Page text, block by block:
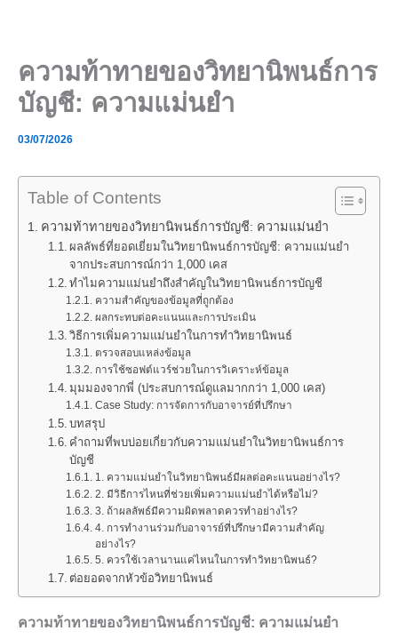
ความท้าทายของวิทยานิพนธ์การ
บัญชี: ความแม่นยำ
03/07/2026
Table of Contents
ความท้าทายของวิทยานิพนธ์การบัญชี: ความแม่นยำ
ผลลัพธ์ที่ยอดเยี่ยมในวิทยานิพนธ์การบัญชี: ความแม่นยำ
จากประสบการณ์กว่า 1,000 เคส
ทำไมความแม่นยำถึงสำคัญในวิทยานิพนธ์การบัญชี
ความสำคัญของข้อมูลที่ถูกต้อง
ผลกระทบต่อคะแนนและการประเมิน
วิธีการเพิ่มความแม่นยำในการทำวิทยานิพนธ์
ตรวจสอบแหล่งข้อมูล
การใช้ซอฟต์แวร์ช่วยในการวิเคราะห์ข้อมูล
มุมมองจากพี่ (ประสบการณ์ดูแลมากกว่า 1,000 เคส)
Case Study: การจัดการกับอาจารย์ที่ปรึกษา
บทสรุป
คำถามที่พบบ่อยเกี่ยวกับความแม่นยำในวิทยานิพนธ์การ
บัญชี
1. ความแม่นยำในวิทยานิพนธ์มีผลต่อคะแนนอย่างไร?
2. มีวิธีการไหนที่ช่วยเพิ่มความแม่นยำได้หรือไม่?
3. ถ้าผลลัพธ์มีความผิดพลาดควรทำอย่างไร?
4. การทำงานร่วมกับอาจารย์ที่ปรึกษามีความสำคัญ
อย่างไร?
5. ควรใช้เวลานานแค่ไหนในการทำวิทยานิพนธ์?
ต่อยอดจากหัวข้อวิทยานิพนธ์
ความท้าทายของวิทยานิพนธ์การบัญชี: ความแม่นยำ